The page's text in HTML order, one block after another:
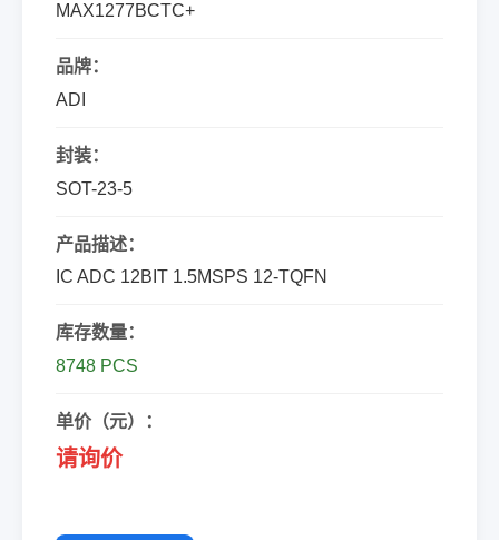
MAX1277BCTC+
品牌：
ADI
封装：
SOT-23-5
产品描述：
IC ADC 12BIT 1.5MSPS 12-TQFN
库存数量：
8748 PCS
单价（元）：
请询价